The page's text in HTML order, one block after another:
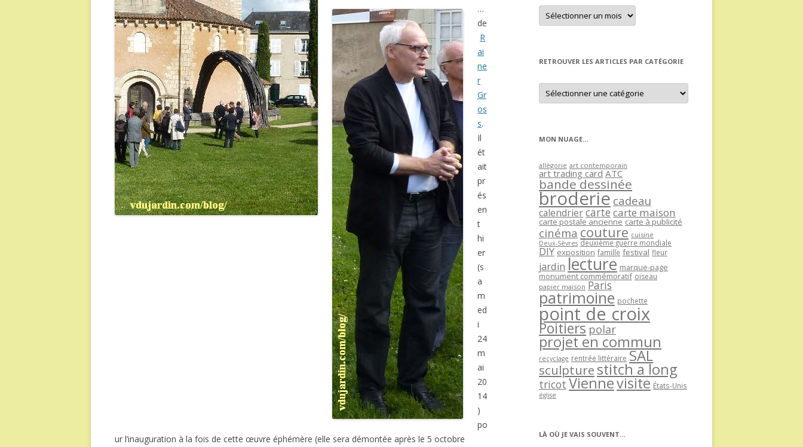
…
de
R
ai
ne
r
Gr
os
s.
Il
ét
ait
pr
és
en
t
hi
er
(s
a
m
ed
i
24
m
ai
20
14
)
po
ur l’inauguration à la fois de cette œuvre éphémère (elle sera démontée après le 5 octobre
Retrouver
un
article
RETROUVER LES ARTICLES PAR CATÉGORIE
Retrouver
les
articles
MON NUAGE…
allégorie art contemporain
art trading card ATC
bande dessinée
broderie cadeau
calendriercartecarte maison
carte postale ancienne carte à publicité
cinéma couture cuisine
Deux-Sèvres deuxième guerre mondiale
DIY exposition famille festival fleur
jardin lecture marque-page
monument commémoratif oiseau
papier maison Paris
patrimoine pochette
point de croix
Poitiers polar
projet en commun
recyclage rentrée littéraire SAL
sculpture stitch a long
tricot Viennevisite États-Unis
église
LÀ OÙ JE VAIS SOUVENT…